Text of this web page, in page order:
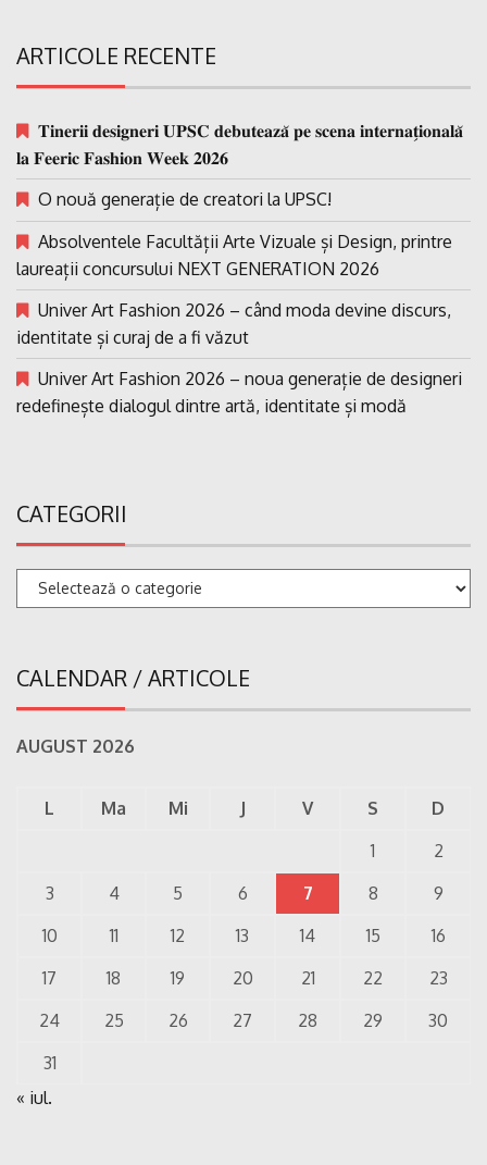
ARTICOLE RECENTE
𝐓𝐢𝐧𝐞𝐫𝐢𝐢 𝐝𝐞𝐬𝐢𝐠𝐧𝐞𝐫𝐢 𝐔𝐏𝐒𝐂 𝐝𝐞𝐛𝐮𝐭𝐞𝐚𝐳𝐚̆ 𝐩𝐞 𝐬𝐜𝐞𝐧𝐚 𝐢𝐧𝐭𝐞𝐫𝐧𝐚𝐭̗𝐢𝐨𝐧𝐚𝐥𝐚̆
𝐥𝐚 𝐅𝐞𝐞𝐫𝐢𝐜 𝐅𝐚𝐬𝐡𝐢𝐨𝐧 𝐖𝐞𝐞𝐤 𝟐𝟎𝟐𝟔
O nouă generație de creatori la UPSC!
Absolventele Facultății Arte Vizuale și Design, printre
laureații concursului NEXT GENERATION 2026
Univer Art Fashion 2026 – când moda devine discurs,
identitate și curaj de a fi văzut
Univer Art Fashion 2026 – noua generație de designeri
redefinește dialogul dintre artă, identitate și modă
CATEGORII
Categorii
CALENDAR / ARTICOLE
AUGUST 2026
L Ma Mi J V S
D
1
2
3
4 5 6 7 8
9
10
11 12 13 14 15
16
17
18 19 20 21 22
23
24
25 26 27 28 29
30
31
« iul.